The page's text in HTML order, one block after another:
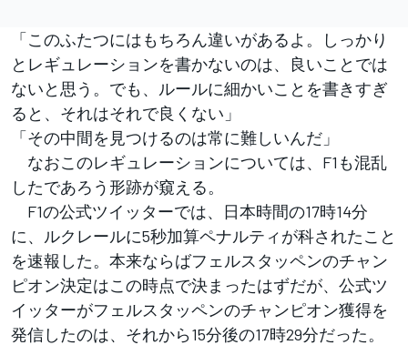
「このふたつにはもちろん違いがあるよ。しっかり
とレギュレーションを書かないのは、良いことでは
ないと思う。でも、ルールに細かいことを書きすぎ
ると、それはそれで良くない」
「その中間を見つけるのは常に難しいんだ」
なおこのレギュレーションについては、F1も混乱
したであろう形跡が窺える。
F1の公式ツイッターでは、日本時間の17時14分
に、ルクレールに5秒加算ペナルティが科されたこと
を速報した。本来ならばフェルスタッペンのチャン
ピオン決定はこの時点で決まったはずだが、公式ツ
イッターがフェルスタッペンのチャンピオン獲得を
発信したのは、それから15分後の17時29分だった。